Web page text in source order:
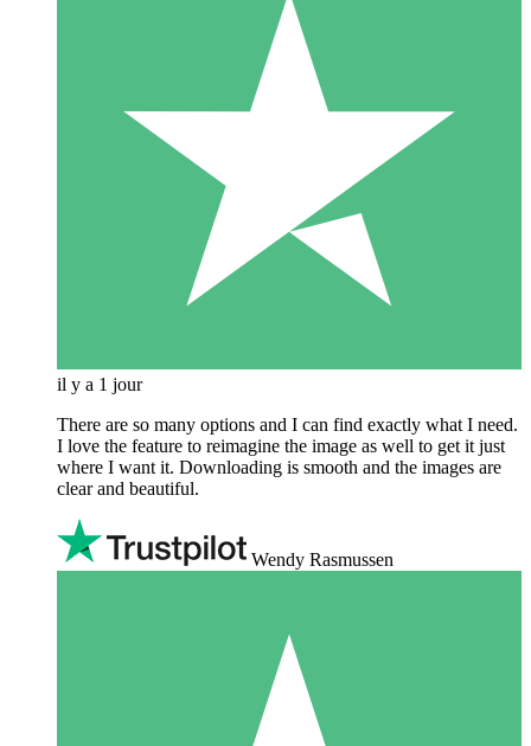
il y a 1 jour
There are so many options and I can find exactly what I need.
I love the feature to reimagine the image as well to get it just
where I want it. Downloading is smooth and the images are
clear and beautiful.
Wendy Rasmussen